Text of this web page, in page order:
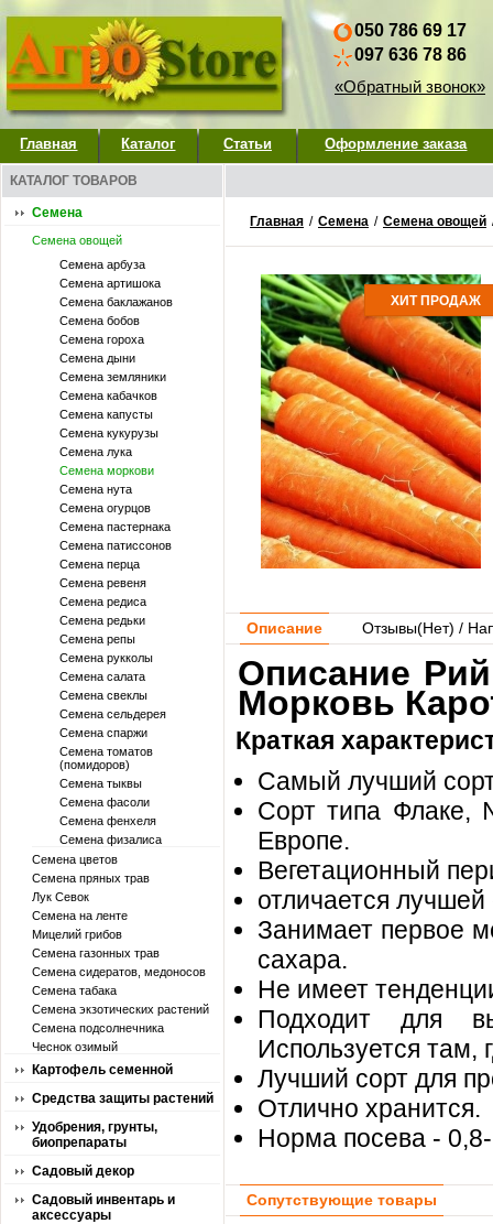
050 786 69 17
097 636 78 86
«Обратный звонок»
Главная Каталог Статьи Оформление заказа
КАТАЛОГ ТОВАРОВ
Семена
Семена овощей
Семена арбуза
Семена артишока
Семена баклажанов
Семена бобов
Семена гороха
Семена дыни
Семена земляники
Семена кабачков
Семена капусты
Семена кукурузы
Семена лука
Семена моркови
Семена нута
Семена огурцов
Семена пастернака
Семена патиссонов
Семена перца
Семена ревеня
Семена редиса
Семена редьки
Семена репы
Семена рукколы
Семена салата
Семена свеклы
Семена сельдерея
Семена спаржи
Семена томатов
(помидоров)
Семена тыквы
Семена фасоли
Семена фенхеля
Семена физалиса
Семена цветов
Семена пряных трав
Лук Севок
Семена на ленте
Мицелий грибов
Семена газонных трав
Семена сидератов, медоносов
Семена табака
Семена экзотических растений
Семена подсолнечника
Чеснок озимый
Картофель семенной
Средства защиты растений
Удобрения, грунты,
биопрепараты
Садовый декор
Садовый инвентарь и
аксессуары
Главная / Семена / Семена овощей
ХИТ ПРОДАЖ
Описание Отзывы(Нет) /
Описание
Морковь
Краткая
Самый лучший
Сорт типа
Европе.
Вегетационный
отличается
Занимает первое
сахара.
Не имеет
Подходит для
Используется там,
Лучший сорт для
Отлично хранится.
Норма посева -
Сопутствующие товары